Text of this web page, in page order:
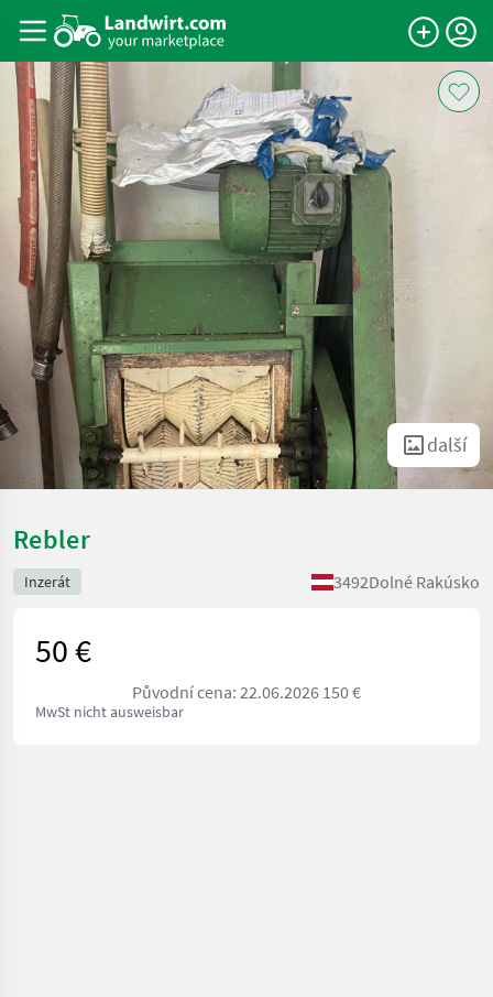
další
Rebler
Inzerát 3492Dolné Rakúsko
50 €
Původní cena: 22.06.2026 150 €
MwSt nicht ausweisbar